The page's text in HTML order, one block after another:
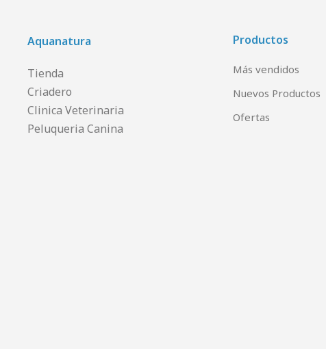
Aquanatura
Tienda
Criadero
Clinica Veterinaria
Peluqueria Canina
Productos
Más vendidos
Nuevos Productos
Ofertas